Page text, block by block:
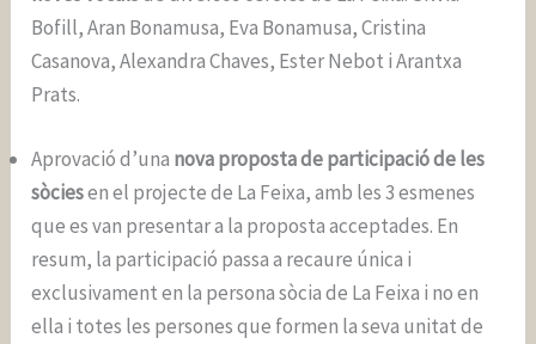
Bofill, Aran Bonamusa, Eva Bonamusa, Cristina
Casanova, Alexandra Chaves, Ester Nebot i Arantxa
Prats.
Aprovació d’una nova proposta de participació de les
sòciesen el projecte de La Feixa, amb les 3 esmenes
que es van presentar a la proposta acceptades. En
resum, la participació passa a recaure única i
exclusivament en la persona sòcia de La Feixa i no en
ella i totes les persones que formen la seva unitat de